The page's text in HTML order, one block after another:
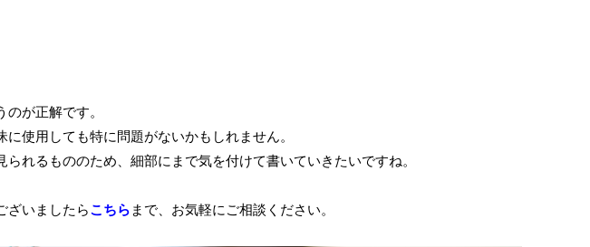
が正解です。
使用しても特に問題がないかもしれません。
れるもののため、細部にまで気を付けて書いていきたいですね。
ざいましたらこちら まで、お気軽にご相談ください。